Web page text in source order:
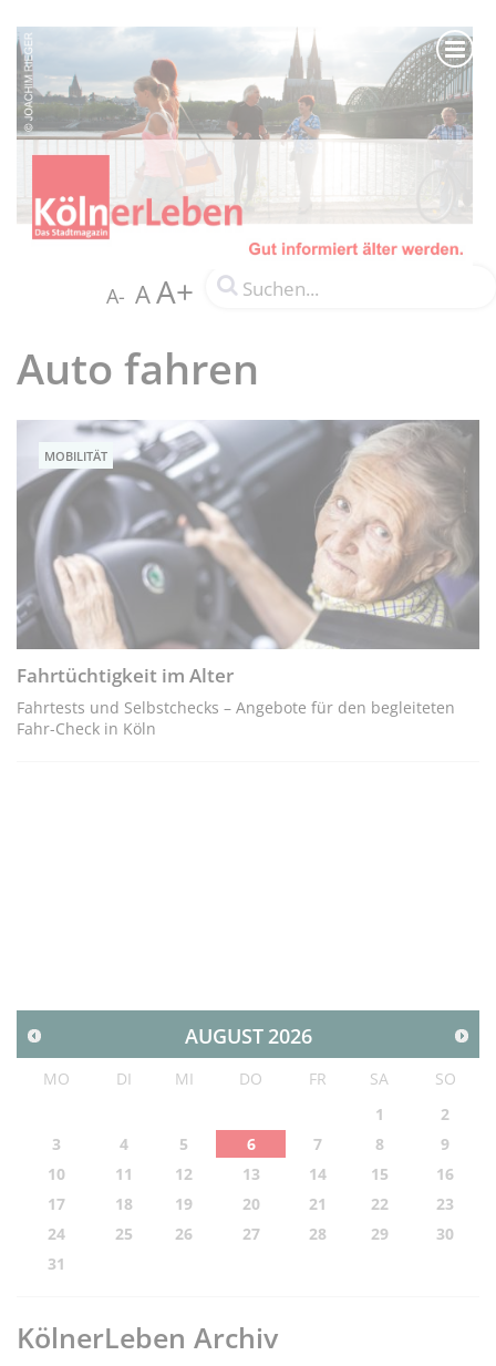
A- AA+
Auto fahren
MOBILITÄT
Fahrtüchtigkeit im Alter
Fahrtests und Selbstchecks – Angebote für den begleiteten
Fahr-Check in Köln
AUGUST2026
MO DI MI DO FR SA
SO
1
2
3
4 5 6 7 8
9
10
11 12 13 14 15
16
17
18 19 20 21 22
23
24
25 26 27 28 29
30
31
KölnerLeben Archiv